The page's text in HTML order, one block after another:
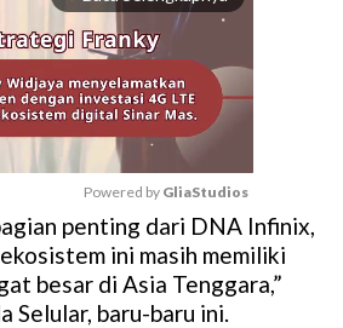
M
u
e
Powered by GliaStudios
penting dari DNA Infinix,
ini masih memiliki
besar di Asia Tenggara,”
Selular, baru-baru ini.